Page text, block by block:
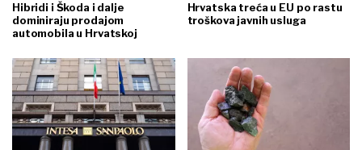
Hibridi i Škoda i dalje
dominiraju prodajom
automobila u Hrvatskoj
Hrvatska treća u EU po rastu
troškova javnih usluga